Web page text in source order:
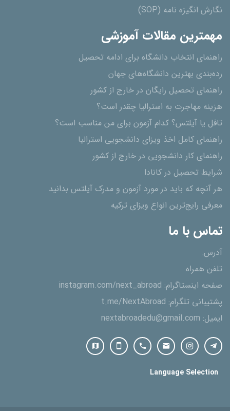
نگارش انگیزه نامه (SOP)
مهمترین مقالات آموزشی
راهنمای انتخاب دانشگاه برای ادامه تحصیل
رده‌بندی بهترین دانشگاه‌های جهان
راهنمای تحصیل رایگان در خارج از کشور
هزینه مهاجرت به استرالیا چقدر است؟
تافل یا آیلتس؟ کدام آزمون برای من مناسب است؟
راهنمای کامل اخذ ویزای دانشجویی استرالیا
راهنمای کار دانشجویی در خارج از کشور
شرایط تحصیل در کانادا
هر آنچه که باید در مورد آزمون و مدرک آیلتس بدانید
معرفی رایج‌ترین انواع ویزای ترکیه
تماس با ما
آدرس:
تلفن همراه
صفحه اینستاگرام: instagram.com/next_abroad
پشتیبانی تلگرام: t.me/NextAbroad
ایمیل: nextabroadedu@gmail.com
Language Selection